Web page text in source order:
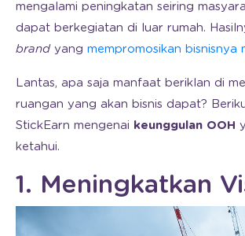
mengalami peningkatan seiring
dapat berkegiatan di luar rumah.
brand yang mempromosikan bisnisnya
Lantas, apa saja manfaat beriklan di
ruangan yang akan bisnis dapat?
StickEarn mengenai keunggulan OOH
ketahui.
1. Meningkatkan